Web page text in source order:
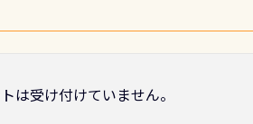
は受け付けていません。